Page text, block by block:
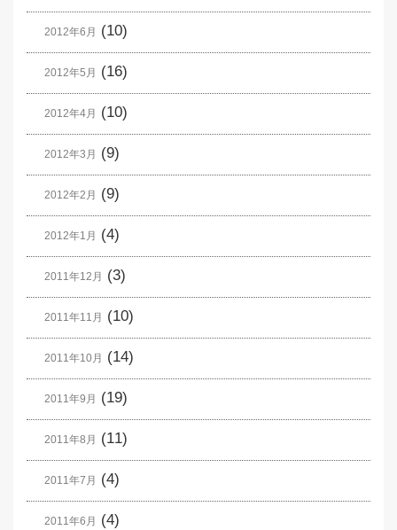
2012年6月 (10)
2012年5月 (16)
2012年4月 (10)
2012年3月 (9)
2012年2月 (9)
2012年1月 (4)
2011年12月 (3)
2011年11月 (10)
2011年10月 (14)
2011年9月 (19)
2011年8月 (11)
2011年7月 (4)
2011年6月 (4)